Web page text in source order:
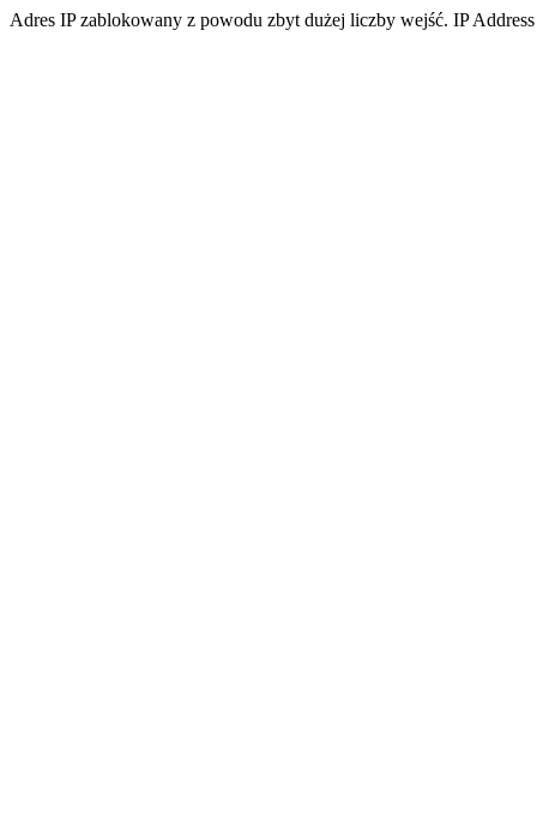
Adres IP zablokowany z powodu zbyt dużej liczby wejść. IP